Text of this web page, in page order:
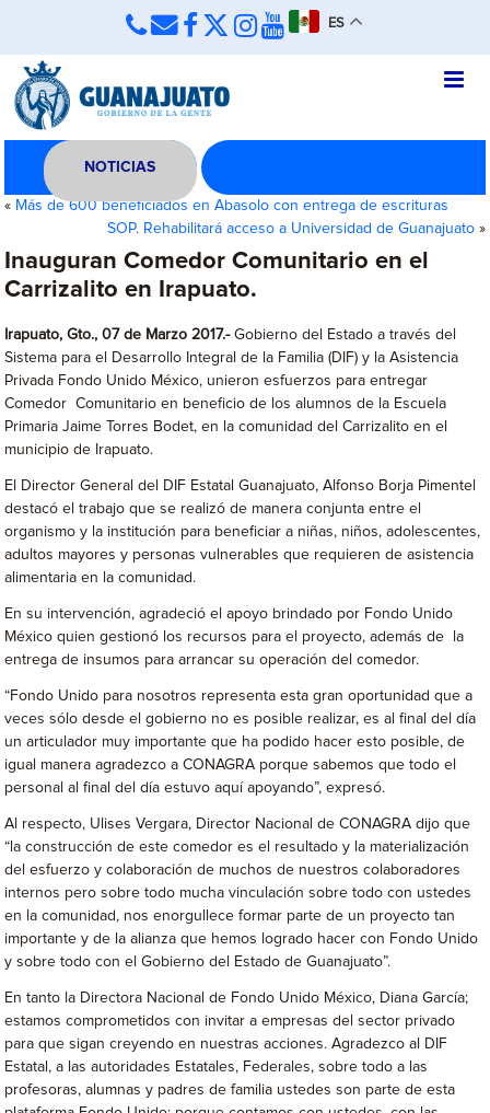
ES
NOTICIAS
« Más de 600 beneficiados en Abasolo con entrega de escrituras
SOP. Rehabilitará acceso a Universidad de Guanajuato»
Inauguran Comedor Comunitario en el
Carrizalito en Irapuato.
Irapuato, Gto., 07 de Marzo 2017.-Gobierno del Estado a través del
Sistema para el Desarrollo Integral de la Familia (DIF) y la Asistencia
Privada Fondo Unido México, unieron esfuerzos para entregar
Comedor Comunitario en beneficio de los alumnos de la Escuela
Primaria Jaime Torres Bodet, en la comunidad del Carrizalito en el
municipio de Irapuato.
El Director General del DIF Estatal Guanajuato, Alfonso Borja Pimentel
destacó el trabajo que se realizó de manera conjunta entre el
organismo y la institución para beneficiar a niñas, niños, adolescentes,
adultos mayores y personas vulnerables que requieren de asistencia
alimentaria en la comunidad.
En su intervención, agradeció el apoyo brindado por Fondo Unido
México quien gestionó los recursos para el proyecto, además de la
entrega de insumos para arrancar su operación del comedor.
“Fondo Unido para nosotros representa esta gran oportunidad que a
veces sólo desde el gobierno no es posible realizar, es al final del día
un articulador muy importante que ha podido hacer esto posible, de
igual manera agradezco a CONAGRA porque sabemos que todo el
personal al final del día estuvo aquí apoyando”, expresó.
Al respecto, Ulises Vergara, Director Nacional de CONAGRA dijo que
“la construcción de este comedor es el resultado y la materialización
del esfuerzo y colaboración de muchos de nuestros colaboradores
internos pero sobre todo mucha vinculación sobre todo con ustedes
en la comunidad, nos enorgullece formar parte de un proyecto tan
importante y de la alianza que hemos logrado hacer con Fondo Unido
y sobre todo con el Gobierno del Estado de Guanajuato”.
En tanto la Directora Nacional de Fondo Unido México, Diana García;
estamos comprometidos con invitar a empresas del sector privado
para que sigan creyendo en nuestras acciones. Agradezco al DIF
Estatal, a las autoridades Estatales, Federales, sobre todo a las
profesoras, alumnas y padres de familia ustedes son parte de esta